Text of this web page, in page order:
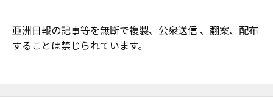
亜洲日報の記事等を無断で複製、公衆送信 、翻案、配布
することは禁じられています。